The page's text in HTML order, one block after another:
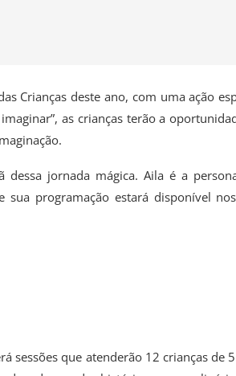
Crianças deste ano, com uma ação
as crianças terão a
jornada mágica. Aila é a
sua programação estará disponível
sessões que atenderão 12 crianças de